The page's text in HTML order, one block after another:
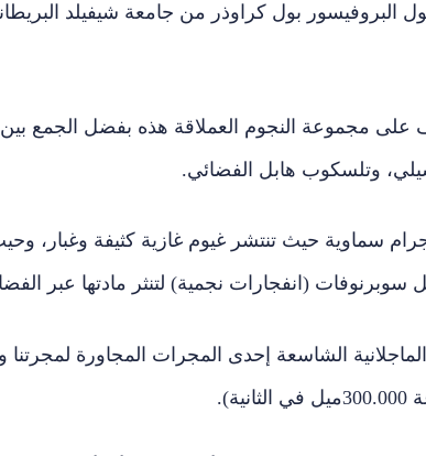
شمسا، كما يقول البروفيسور بول كراوذر من جامعة شيفيلد
على مجموعة النجوم العملاقة هذه بفضل الجمع
سماوية حيث تنتشر غيوم غازية كثيفة وغبار،
(انفجارات نجمية) لتنثر مادتها عبر